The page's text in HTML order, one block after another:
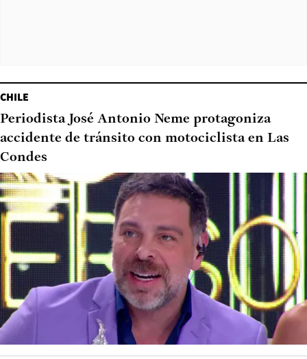
CHILE
Periodista José Antonio Neme protagoniza
accidente de tránsito con motociclista en Las
Condes